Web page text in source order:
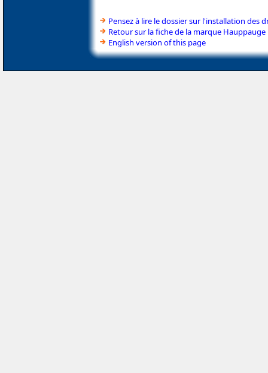
Pensez à lire le dossier sur l'installation des
Retour sur la fiche de la marque Hauppauge
English version of this page